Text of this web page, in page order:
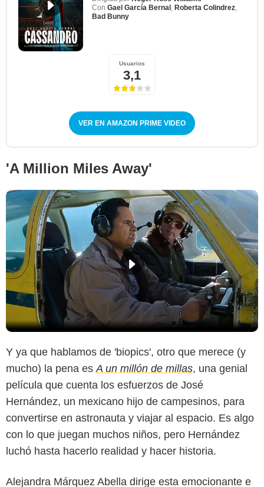
Con Gael García Bernal Roberta Colindrez
Bad Bunny
Usuarios
3,1
VER EN AMAZON PRIME VIDEO
'A Million Miles Away'
Y ya que hablamos de 'biopics', otro que merece (y
mucho) la pena es A un millón de millas, una genial
película que cuenta los esfuerzos de José
Hernández, un mexicano hijo de campesinos, para
convertirse en astronauta y viajar al espacio. Es algo
con lo que juegan muchos niños, pero Hernández
luchó hasta hacerlo realidad y hacer historia.
Alejandra Márquez Abella dirige esta emocionante e